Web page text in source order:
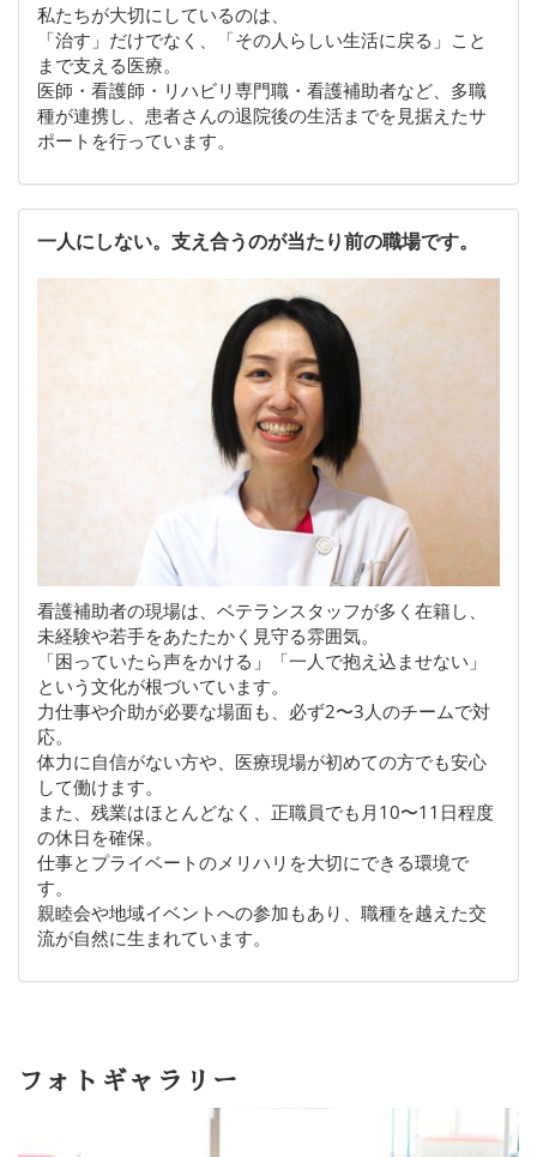
私たちが大切にしているのは、
「治す」だけでなく、「その人らしい生活に戻る」こと
まで支える医療。
医師・看護師・リハビリ専門職・看護補助者など、多職
種が連携し、患者さんの退院後の生活までを見据えたサ
ポートを行っています。
一人にしない。支え合うのが当たり前の職場です。
看護補助者の現場は、ベテランスタッフが多く在籍し、
未経験や若手をあたたかく見守る雰囲気。
「困っていたら声をかける」「一人で抱え込ませない」
という文化が根づいています。
力仕事や介助が必要な場面も、必ず2〜3人のチームで対
応。
体力に自信がない方や、医療現場が初めての方でも安心
して働けます。
また、残業はほとんどなく、正職員でも月10〜11日程度
の休日を確保。
仕事とプライベートのメリハリを大切にできる環境で
す。
親睦会や地域イベントへの参加もあり、職種を越えた交
流が自然に生まれています。
フォトギャラリー